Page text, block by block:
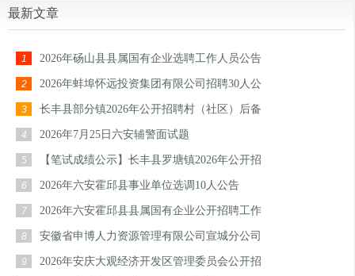
最新文章
1 2026年砀山县县属国有企业选聘工作人员公告
2 2026年蚌埠怀远投资集团有限公司招聘30人公
3 长丰县部分镇2026年公开招聘村（社区）后备
4 2026年7月25日六安辅警面试题
5 【笔试成绩公示】长丰县罗塘镇2026年公开招
6 2026年六安霍邱县事业单位选调10人公告
7 2026年六安霍邱县县属国有企业公开招聘工作
8 安徽省申博人力资源管理有限公司宣城分公司
9 2026年安庆大观经济开发区管理委员会公开招